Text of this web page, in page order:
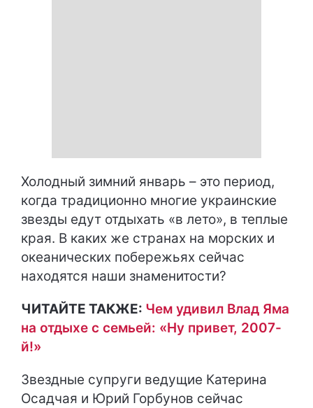
Холодный зимний январь – это период,
когда традиционно многие украинские
звезды едут отдыхать «в лето», в теплые
края. В каких же странах на морских и
океанических побережьях сейчас
находятся наши знаменитости?
ЧИТАЙТЕ ТАКЖЕ: Чем удивил Влад Яма
на отдыхе с семьей: «Ну привет, 2007-
й!»
Звездные супруги ведущие Катерина
Осадчая и Юрий Горбунов сейчас